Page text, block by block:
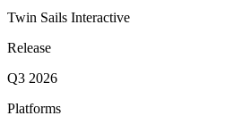
Twin Sails Interactive
Release
Q3 2026
Platforms